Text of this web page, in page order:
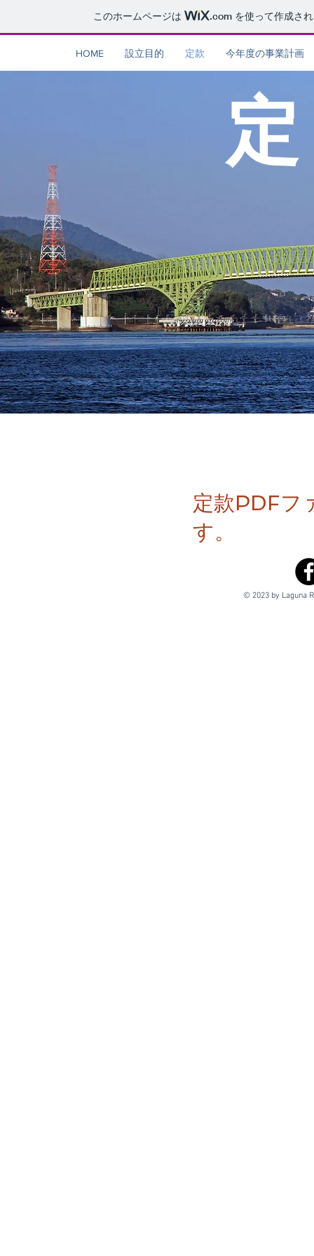
このホームページは .com を使って作成さ
HOME 設立目的 定款 今年度の事業計画
定款PDFフ
す。
© 2023 by Laguna